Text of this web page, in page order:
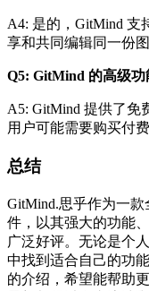
A4: 是的，GitMind 支
享和共同编辑同一份图
Q5: GitMind 的高级功
A5: GitMind 提供了免
用户可能需要购买付费
总结
GitMind.思乎作为一
件，以其强大的功能
广泛好评。无论是个
中找到适合自己的功
的介绍，希望能帮助